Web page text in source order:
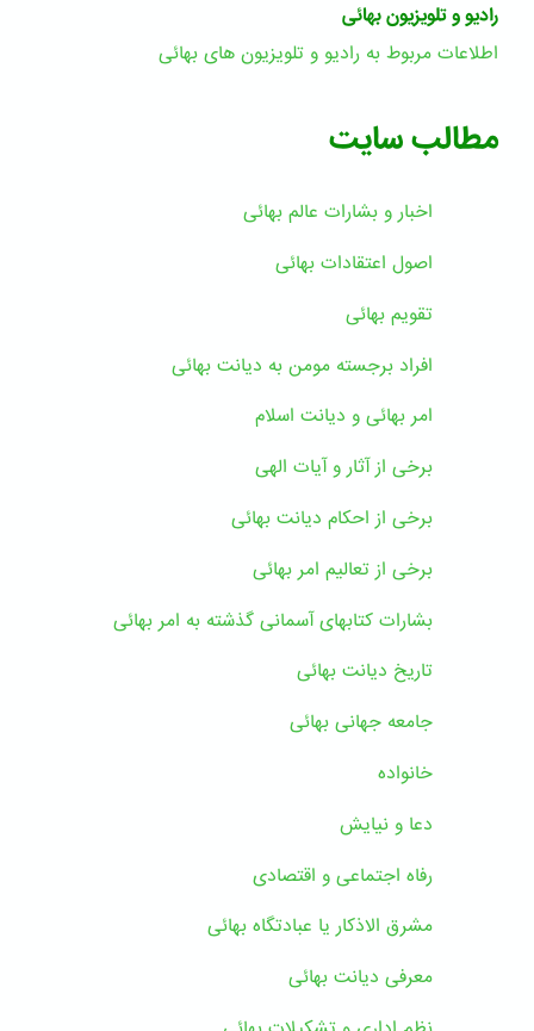
رادیو و تلویزیون بهائی
اطلاعات مربوط به رادیو و تلویزیون های بهائی
مطالب سایت
اخبار و بشارات عالم بهائى
اصول اعتقادات بهائی
تقویم بهائی
افراد برجسته مومن به دیانت بهائی
امر بهائی و دیانت اسلام
برخی از آثار و آیات الهی
برخی از احکام دیانت بهائی
برخی از تعالیم امر بهائی
بشارات کتابهای آسمانی گذشته به امر بهائی
تاریخ دیانت بهائی
جامعه جهانی بهائی
خانواده
دعا و نیایش
رفاه اجتماعی و اقتصادی
مشرق الاذکار یا عبادتگاه بهائی
معرفی دیانت بهائی